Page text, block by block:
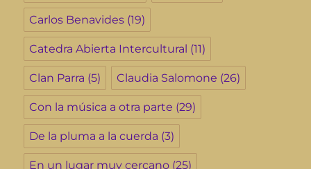
Carlos Benavides (19)
Catedra Abierta Intercultural (11)
Clan Parra (5) Claudia Salomone (26)
Con la música a otra parte (29)
De la pluma a la cuerda (3)
En un lugar muy cercano (25)